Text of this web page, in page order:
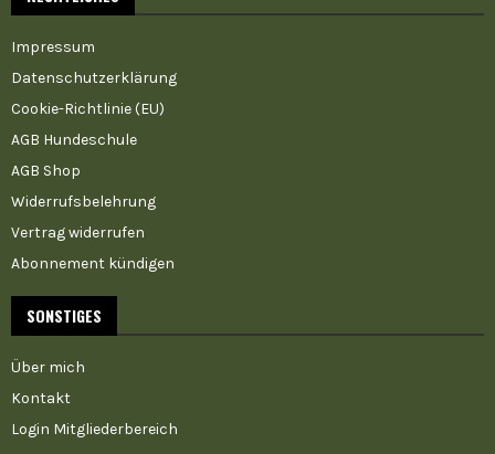
Impressum
Datenschutzerklärung
Cookie-Richtlinie (EU)
AGB Hundeschule
AGB Shop
Widerrufsbelehrung
Vertrag widerrufen
Abonnement kündigen
SONSTIGES
Über mich
Kontakt
Login Mitgliederbereich